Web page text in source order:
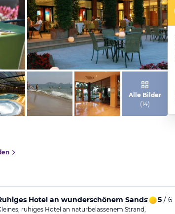
von Expedia
von Expedia
Alle Bilder
(14)
Hotel an wunderschönem Sandstrand
5/ 6
ruhiges Hotel an naturbelassenem Strand,